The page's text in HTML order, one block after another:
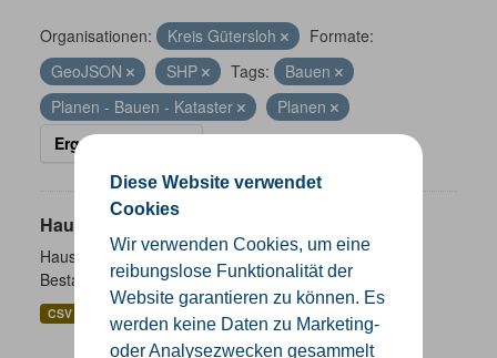
Diese Website verwendet
Cookies
Wir verwenden Cookies, um eine
reibungslose Funktionalität der
Website garantieren zu können. Es
werden keine Daten zu Marketing-
oder Analysezwecken gesammelt
Organisationen: Kreis Gütersloh
Formate:
GeoJSON
SHP Tags:
Bauen
Planen - Bauen - Kataster
Planen
Ergebnisse filtern
Hausnummernkoordinaten
Hausnummernkoordinaten abgeleitet aus dem ALKIS-
Bestand
CSV GeoJSON SHP